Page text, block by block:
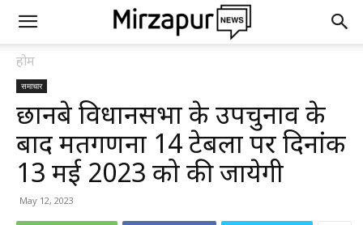
होम
समाचार
छानबे विधानसभा के उपचुनाव के
बाद मतगणना 14 टेबलों पर दिनांक
13 मई 2023 को की जायेगी
May 12, 2023